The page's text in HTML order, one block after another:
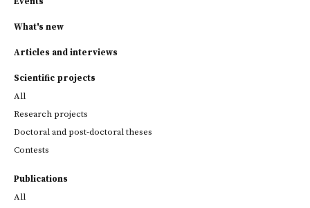
What's new
Articles and interviews
Scientific projects
All
Research projects
Doctoral and post-doctoral theses
Contests
Publications
All